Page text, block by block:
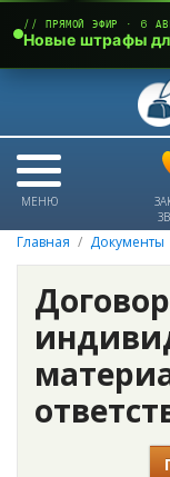
МЕНЮ
Главная Документы
// ПРЯМОЙ ЭФИР · 6
Новые штрафы